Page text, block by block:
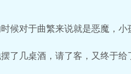
候对于曲繁来说就是恶魔，
了几桌酒，请了客，又终于给